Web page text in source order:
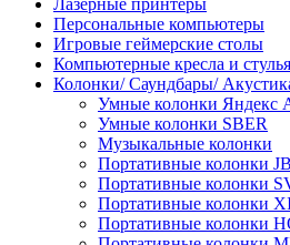
Лазерные принтеры
Персональные компьютеры
Игровые геймерские столы
Компьютерные кресла и стулья
Колонки/ Саундбары/
Умные колонки Яндекс
Умные колонки SBER
Музыкальные колонки
Портативные колонки
Портативные колонки
Портативные колонки
Портативные колонки